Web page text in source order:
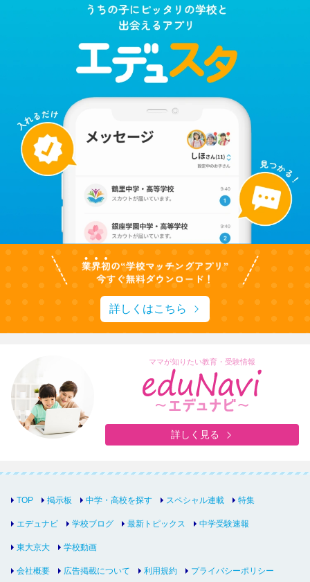
詳しくはこちら
ママが知りたい教育・受験情報
詳しく見る
TOP 掲示板 中学・高校を探す スペシャル連載 特集
エデュナビ 学校ブログ 最新トピックス 中学受験速報
東大京大 学校動画
会社概要 広告掲載について 利用規約 プライバシーポリシー